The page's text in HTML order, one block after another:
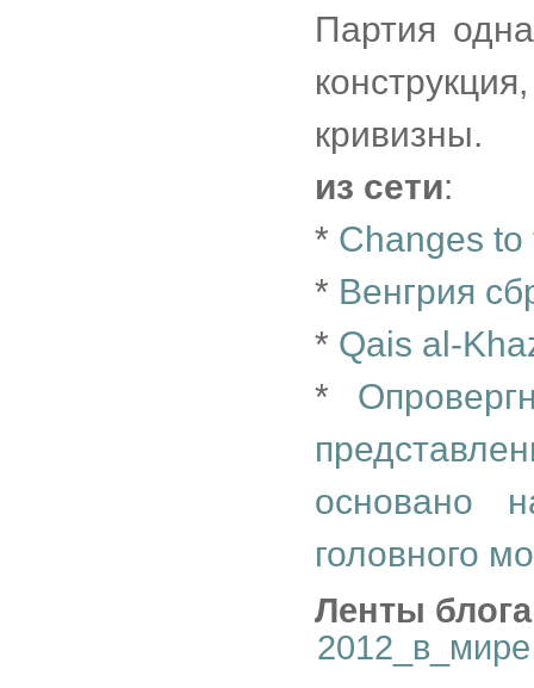
Партия
кривизны.
из сети:
* Changes
* Венгрия
* Qais al-
*
основано
головного
Ленты
2012_в_мире